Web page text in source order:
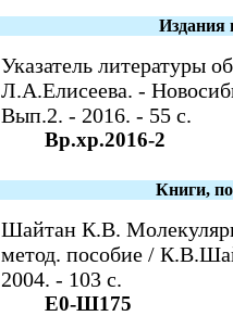
Издания
Указатель литературы
Л.А.Елисеева. -
Вып.2. - 2016. - 55 с.
Вр.хр.2016-2
Книги,
Шайтан К.В.
метод. пособие /
2004. - 103 с.
Е0-Ш175